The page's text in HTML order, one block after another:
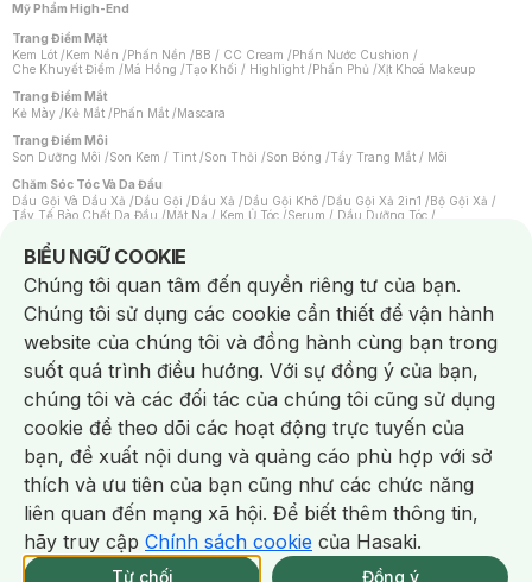
Giao Nhanh Miễn Phí 2H.
tại 339 Chi Nhánh (Trễ tặng 100K)
Mỹ Phẩm High-End
Trang Điểm Mặt
Kem Lót /Kem Nền /Phấn Nền /BB / CC Cream /Phấn Nước Cushion /
Che Khuyết Điểm /Má Hồng /Tạo Khối / Highlight /Phấn Phủ /Xịt Khoá Makeup
Trang Điểm Mắt
Kẻ Mày /Kẻ Mắt /Phấn Mắt /Mascara
Trang Điểm Môi
Son Dưỡng Môi /Son Kem / Tint /Son Thỏi /Son Bóng /Tẩy Trang Mắt / Môi
Chăm Sóc Tóc Và Da Đầu
Dầu Gội Và Dầu Xả /Dầu Gội /Dầu Xả /Dầu Gội Khô /Dầu Gội Xả 2in1 /Bộ Gội Xả /
Tẩy Tế Bào Chết Da Đầu /Mặt Nạ / Kem Ủ Tóc /Serum / Dầu Dưỡng Tóc /
Máy Sấy Tóc
Lược
Kem Tẩy Lông/Dụng Cụ Tẩy Lông
Nước Hoa
Nước Hoa Nam Nước Hoa Cao Cấp Xịt Thơm Toàn Thân
Nước Hoa Vùng Kín
Chăm Sóc Cá Nhân
Chống Muỗi
Khẩu Trang Máy Massage Mặt Nạ Xông Hơi/Nước Rửa Tay
Sản Phẩm Chăm Sóc Khác/ Bàn Chải Đánh Răng /Bàn Chải Điện/
Hỗ Trợ Trắng Răng / Kem Đánh Răng Máy Tăm Nước Nước Súc Miệng
Tăm / Chỉ Nha Khoa /Xịt Thơm Miệng / Dung Dịch Vệ Sinh/Dưỡng Vùng Kín/
Khăn Ướt Vệ Sinh Vùng Kín
/Băng Vệ Sinh Tampon Bọt Cạo Râu Dao Cạo Râu/
Máy Cạo Râu
Vấn Đề Về Da
Da Dầu / Lỗ Chân Lông To
Da Khô / Mất Nước /Da Lão Hóa / Da Mụn/
Da Nhạy Cảm / Kích Ứng/Da Xỉn Màu/Thâm / Nám / Tàn Nhang/
Quầng Thâm & Bọng Mắt/ Sẹo
Viêm Da Cơ Địa
Dụng Cụ / Phụ Kiện Chăm Sóc Da
/Khăn Lau Mặt Khô Dụng Cụ / Máy Rửa Mặt/Máy Chăm Sóc Da
BIỂU NGỮ COOKIE
Notice about cookies usage
Chúng tôi quan tâm đến quyền riêng tư của bạn.
Chúng tôi sử dụng các cookie cần thiết để vận hành
website của chúng tôi và đồng hành cùng bạn trong
suốt quá trình điều hướng. Với sự đồng ý của bạn,
chúng tôi và các đối tác của chúng tôi cũng sử dụng
cookie để theo dõi các hoạt động trực tuyến của
bạn, đề xuất nội dung và quảng cáo phù hợp với sở
thích và ưu tiên của bạn cũng như các chức năng
liên quan đến mạng xã hội. Để biết thêm thông tin,
hãy truy cập Chính sách cookie của Hasaki.
Từ chối Đồng ý